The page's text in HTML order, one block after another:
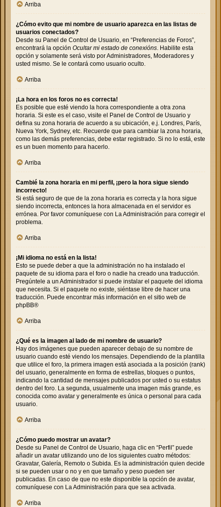
Arriba
¿Cómo evito que mi nombre de usuario aparezca en las listas de
usuarios conectados?
Desde su Panel de Control de Usuario, en “Preferencias de Foros”,
encontrará la opción Ocultar mi estado de conexións . Habilite esta
opción y solamente será visto por Administradores, Moderadores y
usted mismo. Se le contará como usuario oculto.
Arriba
¡La hora en los foros no es correcta!
Es posible que esté viendo la hora correspondiente a otra zona
horaria. Si este es el caso, visite el Panel de Control de Usuario y
defina su zona horaria de acuerdo a su ubicación, e.j. Londres, París,
Nueva York, Sydney, etc. Recuerde que para cambiar la zona horaria,
como las demás preferencias, debe estar registrado. Si no lo está, este
es un buen momento para hacerlo.
Arriba
Cambié la zona horaria en mi perfil, ¡pero la hora sigue siendo
incorrecto!
Si está seguro de que de la zona horaria es correcta y la hora sigue
siendo incorrecta, entonces la hora almacenada en el servidor es
errónea. Por favor comuníquese con La Administración para corregir el
problema.
Arriba
¡Mi idioma no está en la lista!
Esto se puede deber a que la administración no ha instalado el
paquete de su idioma para el foro o nadie ha creado una traducción.
Pregúntele a un Administrador si puede instalar el paquete del idioma
que necesita. Si el paquete no existe, siéntase libre de hacer una
traducción. Puede encontrar más información en el sitio web de
phpBB®
Arriba
¿Qué es la imagen al lado de mi nombre de usuario?
Hay dos imágenes que pueden aparecer debajo de su nombre de
usuario cuando esté viendo los mensajes. Dependiendo de la plantilla
que utilice el foro, la primera imagen está asociada a la posición (rank)
del usuario, generalmente en forma de estrellas, bloques o puntos,
indicando la cantidad de mensajes publicados por usted o su estatus
dentro del foro. La segunda, usualmente una imagen más grande, es
conocida como avatar y generalmente es única o personal para cada
usuario.
Arriba
¿Cómo puedo mostrar un avatar?
Desde su Panel de Control de Usuario, haga clic en “Perfil” puede
añadir un avatar utilizando uno de los siguientes cuatro métodos:
Gravatar, Galería, Remoto o Subida. Es la administración quien decide
si se pueden usar o no y en que tamaño y peso pueden ser
publicadas. En caso de que no este disponible la opción de avatar,
comuníquese con La Administración para que sea activada.
Arriba